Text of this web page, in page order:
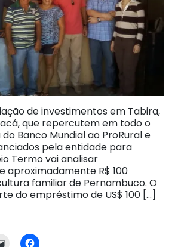
de investimentos em Tabira,
que repercutem em todo o
do Banco Mundial ao ProRural e
pela entidade para
Termo vai analisar
aproximadamente R$ 100
familiar de Pernambuco. O
do empréstimo de US$ 100 […]